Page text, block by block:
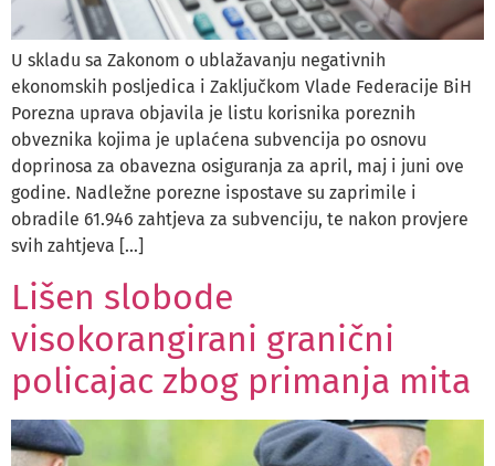
U skladu sa Zakonom o ublažavanju negativnih
ekonomskih posljedica i Zaključkom Vlade Federacije BiH
Porezna uprava objavila je listu korisnika poreznih
obveznika kojima je uplaćena subvencija po osnovu
doprinosa za obavezna osiguranja za april, maj i juni ove
godine. Nadležne porezne ispostave su zaprimile i
obradile 61.946 zahtjeva za subvenciju, te nakon provjere
svih zahtjeva […]
Lišen slobode
visokorangirani granični
policajac zbog primanja mita